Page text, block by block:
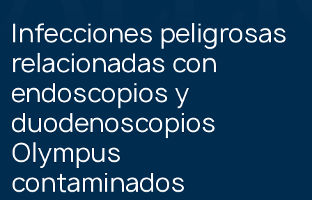
Infecciones peligrosas
relacionadas con
endoscopios y
duodenoscopios
Olympus
contaminados